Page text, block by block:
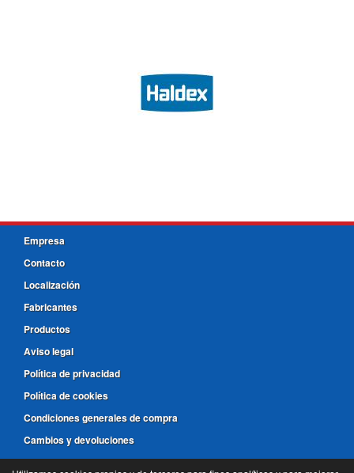
Empresa
Contacto
Localización
Fabricantes
Productos
Aviso legal
Política de privacidad
Política de cookies
Condiciones generales de compra
Cambios y devoluciones